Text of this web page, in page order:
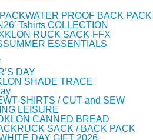
WATER PROOF BACK PACK
26′ Tshirts COLLECTION
KLON RUCK SACK-FFX
SUMMER ESSENTIALS
DAY
SHADE TRACE
T-SHIRTS / CUT and SEW
LEISURE
KLON CANNED BREAD
RUCK SACK / BACK PACK
DAY GIFT 2026